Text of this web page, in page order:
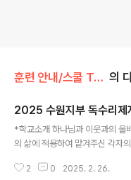
훈련 안내/스쿨 Training 의
2025 수원지부 독수리제
*학교소개 하나님과 이웃과의 올
의 삶에 적용하여 맡겨주신 각자
식을 실질적으로 선교현장에서
2 0 2025. 2. 26.